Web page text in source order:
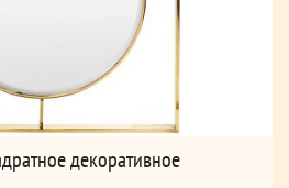
декоративное